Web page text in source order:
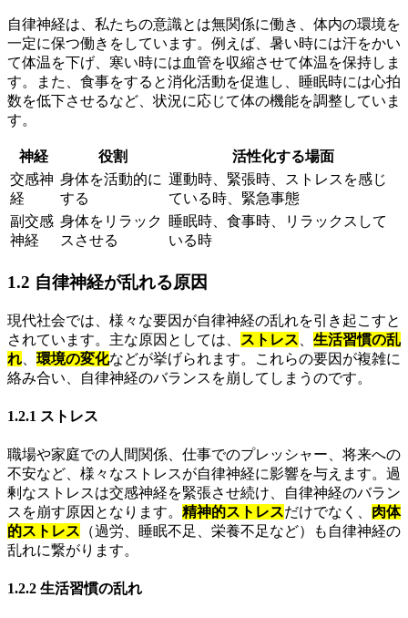
自律神経は、私たちの意識とは無関係に働き、体内の環境を
一定に保つ働きをしています。例えば、暑い時には汗をかい
て体温を下げ、寒い時には血管を収縮させて体温を保持しま
す。また、食事をすると消化活動を促進し、睡眠時には心拍
数を低下させるなど、状況に応じて体の機能を調整していま
す。
神経 役割
活性化する場面
交感神
経
身体を活動的に
する
運動時、緊張時、ストレスを感じ
ている時、緊急事態
副交感
神経
身体をリラック
スさせる
睡眠時、食事時、リラックスして
いる時
1.2 自律神経が乱れる原因
現代社会では、様々な要因が自律神経の乱れを引き起こすと
されています。主な原因としては、
ストレス
生活習慣の乱
れ
環境の変化などが挙げられます。これらの要因が複雑に
絡み合い、自律神経のバランスを崩してしまうのです。
1.2.1 ストレス
職場や家庭での人間関係、仕事でのプレッシャー、将来への
不安など、様々なストレスが自律神経に影響を与えます。過
剰なストレスは交感神経を緊張させ続け、自律神経のバラン
スを崩す原因となります。 精神的ストレスだけでなく、 肉体
的ストレス （過労、睡眠不足、栄養不足など）も自律神経の
乱れに繋がります。
1.2.2 生活習慣の乱れ